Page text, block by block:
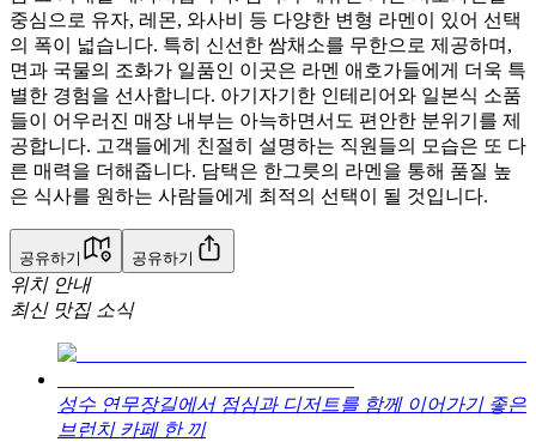
중심으로 유자, 레몬, 와사비 등 다양한 변형 라멘이 있어 선택
의 폭이 넓습니다. 특히 신선한 쌈채소를 무한으로 제공하며,
면과 국물의 조화가 일품인 이곳은 라멘 애호가들에게 더욱 특
별한 경험을 선사합니다. 아기자기한 인테리어와 일본식 소품
들이 어우러진 매장 내부는 아늑하면서도 편안한 분위기를 제
공합니다. 고객들에게 친절히 설명하는 직원들의 모습은 또 다
른 매력을 더해줍니다. 담택은 한그릇의 라멘을 통해 품질 높
은 식사를 원하는 사람들에게 최적의 선택이 될 것입니다.
공유하기 공유하기
위치 안내
최신 맛집 소식
성수 연무장길에서 점심과 디저트를 함께 이어가기 좋은
브런치 카페 한 끼